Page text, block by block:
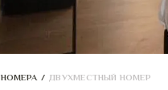
НОМЕРА / ДВУХМЕСТНЫЙ НОМЕР